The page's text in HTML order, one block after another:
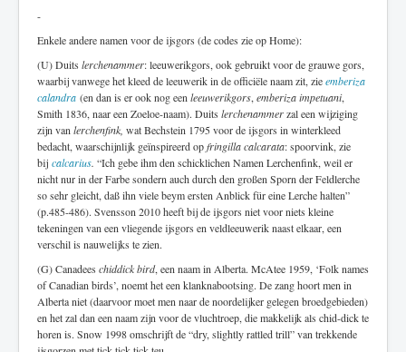
-
Enkele andere namen voor de ijsgors (de codes zie op Home):
(U) Duits lerchenammer: leeuwerikgors, ook gebruikt voor de grauwe gors,
waarbij vanwege het kleed de leeuwerik in de officiële naam zit, zieemberiza
calandra (en dan is er ook nog een leeuwerikgors, emberiza impetuani,
Smith 1836, naar een Zoeloe-naam). Duits lerchenammerzal een wijziging
zijn van lerchenfink, wat Bechstein 1795 voor de ijsgors in winterkleed
bedacht, waarschijnlijk geïnspireerd opfringilla calcarata: spoorvink, zie
bij calcarius. “Ich gebe ihm den schicklichen Namen Lerchenfink, weil er
nicht nur in der Farbe sondern auch durch den großen Sporn der Feldlerche
so sehr gleicht, daß ihn viele beym ersten Anblick für eine Lerche halten”
(p.485-486). Svensson 2010 heeft bij de ijsgors niet voor niets kleine
tekeningen van een vliegende ijsgors en veldleeuwerik naast elkaar, een
verschil is nauwelijks te zien.
(G) Canadees chiddick bird, een naam in Alberta. McAtee 1959, ‘Folk names
of Canadian birds’, noemt het een klanknabootsing. De zang hoort men in
Alberta niet (daarvoor moet men naar de noordelijker gelegen broedgebieden)
en het zal dan een naam zijn voor de vluchtroep, die makkelijk als chid-dick te
horen is. Snow 1998 omschrijft de “dry, slightly rattled trill” van trekkende